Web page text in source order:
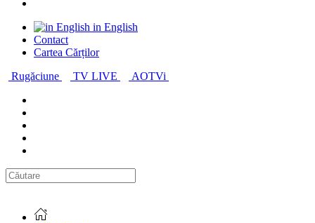
in English
Contact
Cartea Cărților
Rugăciune
TV LIVE AOTVi